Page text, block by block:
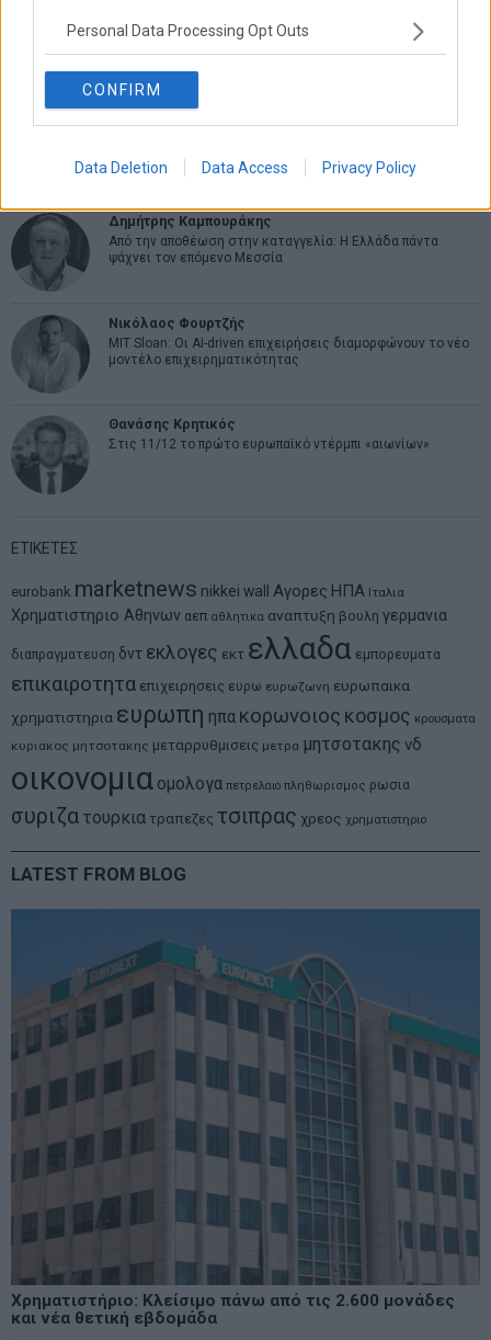
Personal Data Processing Opt Outs
CONFIRM
Data Deletion Data Access Privacy Policy
Η αληθινή παιδεία ξεκινά από την ψυχή…
Δημήτρης Καμπουράκης
Από την αποθέωση στην καταγγελία: Η Ελλάδα πάντα
ψάχνει τον επόμενο Μεσσία
Νικόλαος Φουρτζής
MIT Sloan: Οι AI-driven επιχειρήσεις διαμορφώνουν το νέο
μοντέλο επιχειρηματικότητας
Θανάσης Κρητικός
Στις 11/12 το πρώτο ευρωπαϊκό ντέρμπι «αιωνίων»
ΕΤΙΚΕΤΕΣ
eurobank marketnews nikkei wall Αγορες ΗΠΑ Ιταλια
Χρηματιστηριο Αθηνων αεπ αθλητικα αναπτυξη βουλη γερμανια
διαπραγματευση δντ εκλογες εκτ ελλαδα εμπορευματα
επικαιροτητα επιχειρησεις ευρω ευρωζωνη ευρωπαικα
χρηματιστηρια ευρωπη ηπα κορωνοιος κοσμος κρουσματα
κυριακος μητσοτακης μεταρρυθμισεις μετρα μητσοτακης νδ
οικονομια ομολογα πετρελαιο πληθωρισμος ρωσια
συριζα τουρκια τραπεζες τσιπρας χρεος χρηματιστηριο
LATEST FROM BLOG
Χρηματιστήριο: Κλείσιμο πάνω από τις 2.600 μονάδες
και νέα θετική εβδομάδα